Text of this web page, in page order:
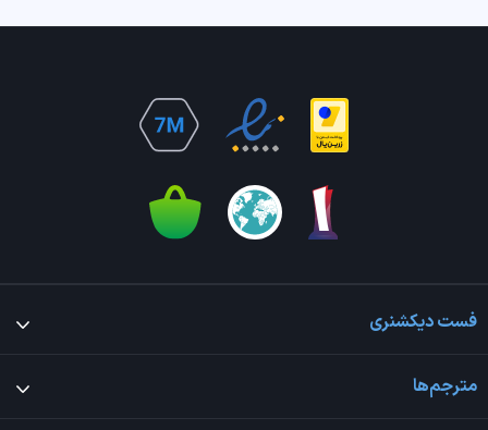
فست دیکشنری
مترجم‌ها